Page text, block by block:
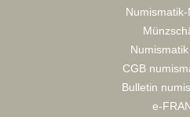
CGB
Bulletin
e-